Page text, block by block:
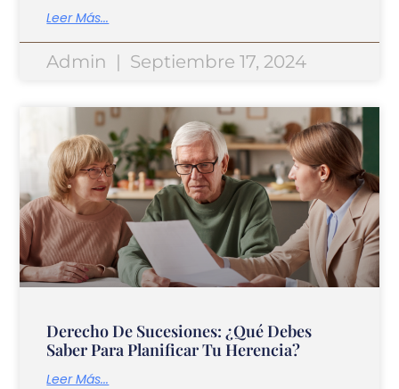
Leer Más...
Admin Septiembre 17, 2024
Derecho De Sucesiones: ¿Qué Debes
Saber Para Planificar Tu Herencia?
Leer Más...